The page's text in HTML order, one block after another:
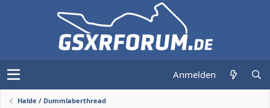
Anmelden
Halde / Dummlaberthread